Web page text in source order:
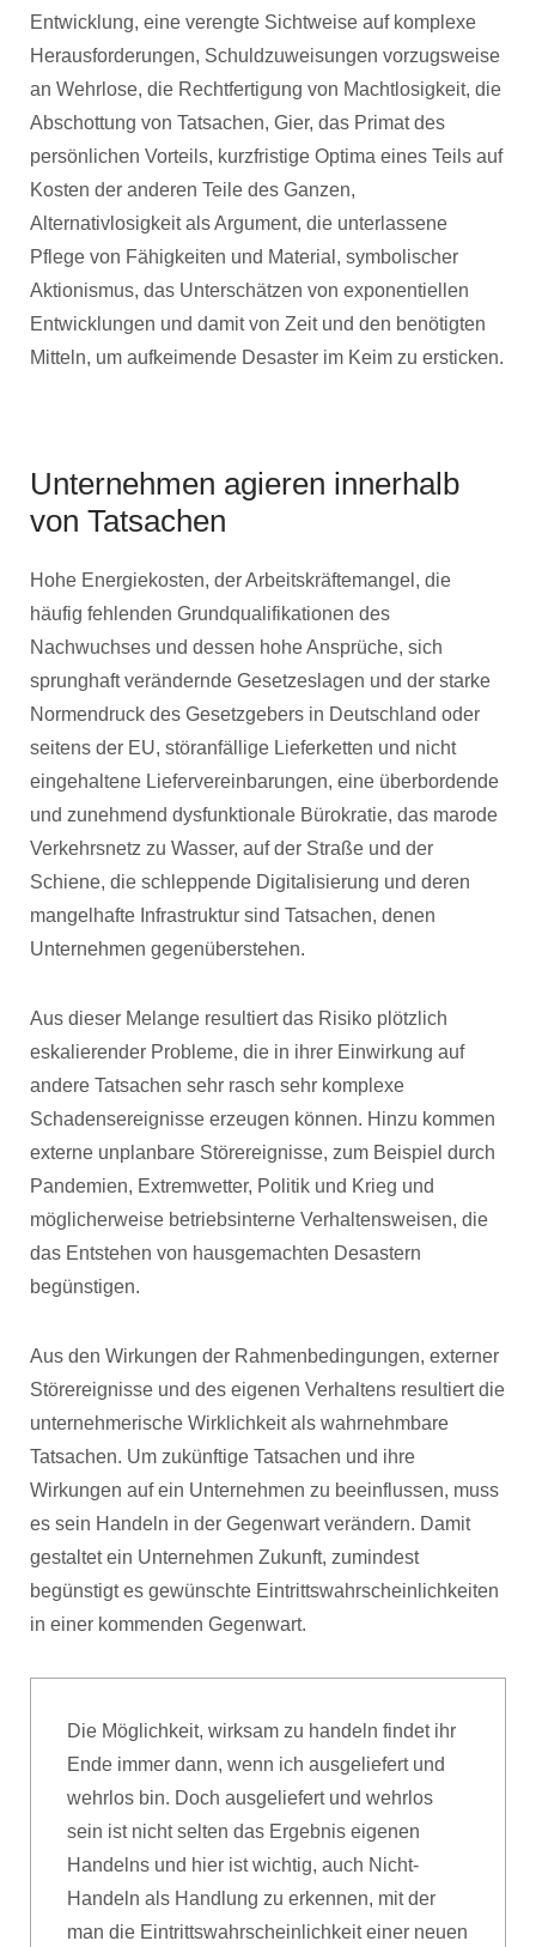
Entwicklung, eine verengte Sichtweise auf komplexe
Herausforderungen, Schuldzuweisungen vorzugsweise
an Wehrlose, die Rechtfertigung von Machtlosigkeit, die
Abschottung von Tatsachen, Gier, das Primat des
persönlichen Vorteils, kurzfristige Optima eines Teils auf
Kosten der anderen Teile des Ganzen,
Alternativlosigkeit als Argument, die unterlassene
Pflege von Fähigkeiten und Material, symbolischer
Aktionismus, das Unterschätzen von exponentiellen
Entwicklungen und damit von Zeit und den benötigten
Mitteln, um aufkeimende Desaster im Keim zu ersticken.
Unternehmen agieren innerhalb
von Tatsachen
Hohe Energiekosten, der Arbeitskräftemangel, die
häufig fehlenden Grundqualifikationen des
Nachwuchses und dessen hohe Ansprüche, sich
sprunghaft verändernde Gesetzeslagen und der starke
Normendruck des Gesetzgebers in Deutschland oder
seitens der EU, störanfällige Lieferketten und nicht
eingehaltene Liefervereinbarungen, eine überbordende
und zunehmend dysfunktionale Bürokratie, das marode
Verkehrsnetz zu Wasser, auf der Straße und der
Schiene, die schleppende Digitalisierung und deren
mangelhafte Infrastruktur sind Tatsachen, denen
Unternehmen gegenüberstehen.
Aus dieser Melange resultiert das Risiko plötzlich
eskalierender Probleme, die in ihrer Einwirkung auf
andere Tatsachen sehr rasch sehr komplexe
Schadensereignisse erzeugen können. Hinzu kommen
externe unplanbare Störereignisse, zum Beispiel durch
Pandemien, Extremwetter, Politik und Krieg und
möglicherweise betriebsinterne Verhaltensweisen, die
das Entstehen von hausgemachten Desastern
begünstigen.
Aus den Wirkungen der Rahmenbedingungen, externer
Störereignisse und des eigenen Verhaltens resultiert die
unternehmerische Wirklichkeit als wahrnehmbare
Tatsachen. Um zukünftige Tatsachen und ihre
Wirkungen auf ein Unternehmen zu beeinflussen, muss
es sein Handeln in der Gegenwart verändern. Damit
gestaltet ein Unternehmen Zukunft, zumindest
begünstigt es gewünschte Eintrittswahrscheinlichkeiten
in einer kommenden Gegenwart.
Die Möglichkeit, wirksam zu handeln findet ihr
Ende immer dann, wenn ich ausgeliefert und
wehrlos bin. Doch ausgeliefert und wehrlos
sein ist nicht selten das Ergebnis eigenen
Handelns und hier ist wichtig, auch Nicht-
Handeln als Handlung zu erkennen, mit der
man die Eintrittswahrscheinlichkeit einer neuen